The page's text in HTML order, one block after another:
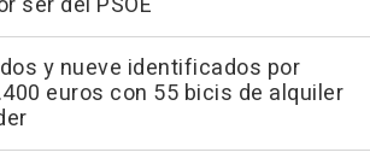
y nueve identificados por
euros con 55 bicis de alquiler